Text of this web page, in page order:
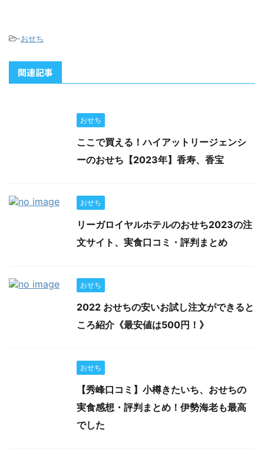
-おせち
関連記事
おせち
ここで買える！ハイアットリージェンシ
ーのおせち【2023年】香寿、香宝
おせち
リーガロイヤルホテルのおせち2023の注
文サイト、実食口コミ・評判まとめ
おせち
2022 おせちの安いお試し注文ができると
ころ紹介《最安値は500円！》
おせち
【秀峰口コミ】小樽きたいち、おせちの
実食感想・評判まとめ！伊勢海老も最高
でした